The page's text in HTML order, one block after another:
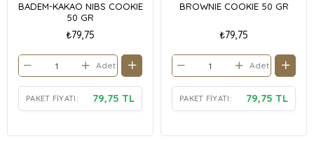
BADEM-KAKAO NIBS COOKIE
50 GR
₺79,75
Adet
PAKET FIYATI: 79,75 TL
BROWNIE COOKIE 50 GR
₺79,75
Adet
PAKET FIYATI: 79,75 TL